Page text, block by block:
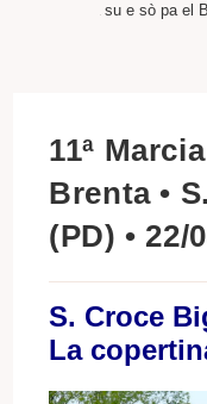
11ª Marcia su e sò pa el
11ª
Brenta •
(PD) • 22/
S. Croce
La